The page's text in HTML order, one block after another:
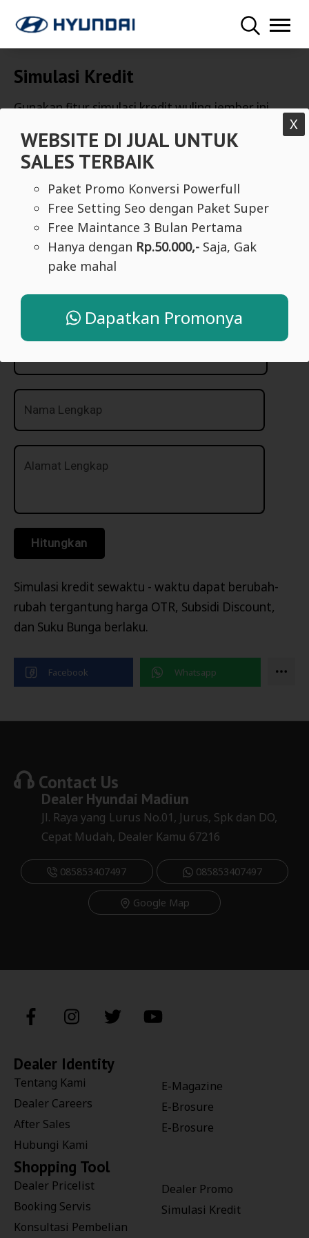
WEBSITE DI JUAL UNTUK
SALES TERBAIK
Paket Promo Konversi Powerfull
Free Setting Seo dengan Paket Super
Free Maintance 3 Bulan Pertama
Hanya dengan Rp.50.000,-Saja, Gak
pake mahal
Dapatkan Promonya
X
Simulasi Kredit
Gunakan fitur simulasi kredit wuling jember ini
pembiayaan unit mobil hyundai impian anda
Nama Lengkap
Alamat Lengkap
Hitungkan
Simulasi kredit sewaktu - waktu dapat berubah-
rubah tergantung harga OTR, Subsidi Discount,
dan Suku Bunga berlaku.
Contact Us
Dealer Hyundai Madiun
Jl. Raya yang Lurus No.01, Jurus, Spk dan DO,
Cepat Mudah, Dealer Kamu 67216
085853407497 085853407497
Google Map
Dealer Identity
Tentang Kami
Dealer Careers
After Sales
Hubungi Kami
E-Magazine
E-Brosure
E-Brosure
Shopping Tool
Dealer Pricelist
Booking Servis
Konsultasi Pembelian
Dealer Promo
Simulasi Kredit